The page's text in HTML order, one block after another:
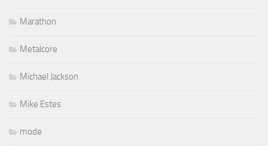
Marathon
Metalcore
Michael Jackson
Mike Estes
mode